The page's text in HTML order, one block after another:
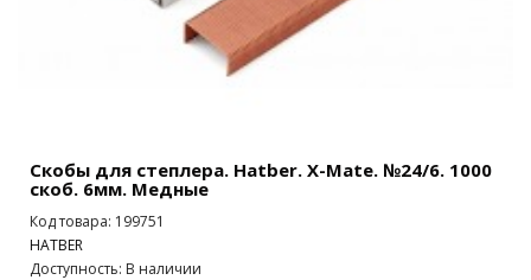
Скобы для степлера. Hatber. X-Mate. №24/6. 1000
скоб. 6мм. Медные
Код товара: 199751
HATBER
Доступность: В наличии